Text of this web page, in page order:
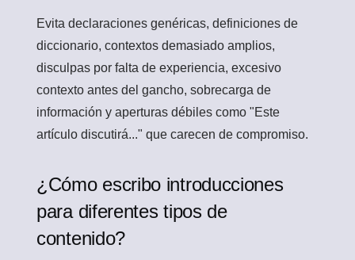
Evita declaraciones genéricas, definiciones de
diccionario, contextos demasiado amplios,
disculpas por falta de experiencia, excesivo
contexto antes del gancho, sobrecarga de
información y aperturas débiles como "Este
artículo discutirá..." que carecen de compromiso.
¿Cómo escribo introducciones
para diferentes tipos de
contenido?